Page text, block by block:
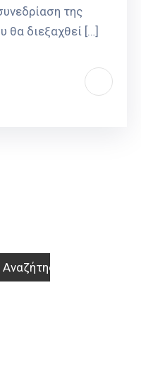
της
θα διεξαχθεί […]